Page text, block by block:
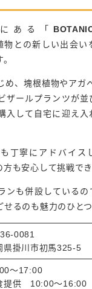
ある「
物との新しい出会い
め、塊根植物やアガ
ザールプランツが並
入して自宅に迎え入
丁寧にアドバイス
も安心して挑戦でき
ンも併設しているの
るのも魅力のひとつ
0081
県掛川市初馬325-5
～17:00
提供 10:00～16:00